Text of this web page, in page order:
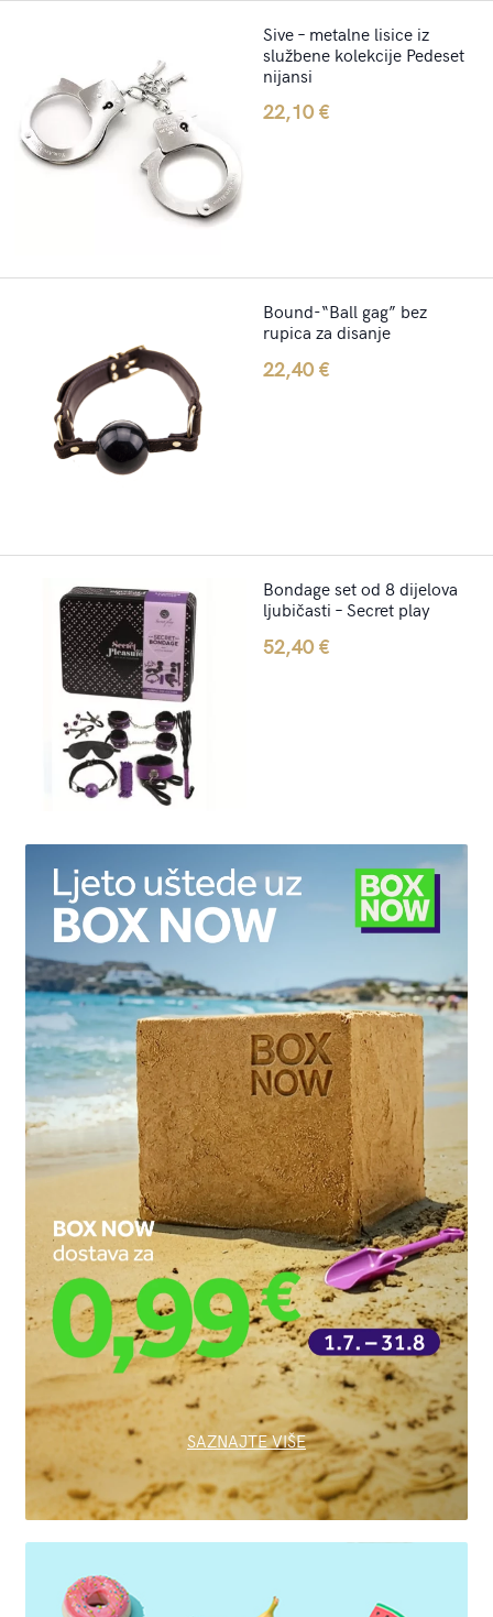
Sive – metalne lisice iz
službene kolekcije Pedeset
nijansi
22,10€
Bound-“Ball gag” bez
rupica za disanje
22,40€
Bondage set od 8 dijelova
ljubičasti – Secret play
52,40€
SAZNAJTE VIŠE